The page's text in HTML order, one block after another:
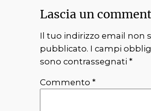
Lascia un
Il tuo indirizzo email non
pubblicato. I campi
sono contrassegnati *
Commento *